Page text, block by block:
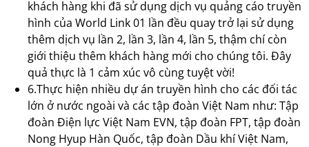
khách hàng khi đã sử dụng dịch vụ quảng cáo truyền
hình của World Link 01 lần đều quay trở lại sử dụng
thêm dịch vụ lần 2, lần 3, lần 4, lần 5, thậm chí còn
giới thiệu thêm khách hàng mới cho chúng tôi. Đây
quả thực là 1 cảm xúc vô cùng tuyệt vời!
6.Thực hiện nhiều dự án truyền hình cho các đối tác
lớn ở nước ngoài và các tập đoàn Việt Nam như: Tập
đoàn Điện lực Việt Nam EVN, tập đoàn FPT, tập đoàn
Nong Hyup Hàn Quốc, tập đoàn Dầu khí Việt Nam,